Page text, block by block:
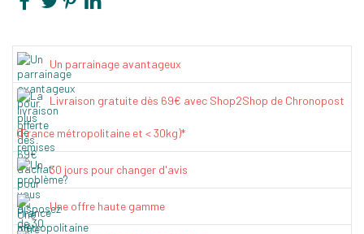
Un parrainage avantageux
Livraison gratuite dès 69€ avec Shop2Shop de Chronopost
(France métropolitaine et < 30kg)*
30 jours pour changer d'avis
Une offre haute gamme